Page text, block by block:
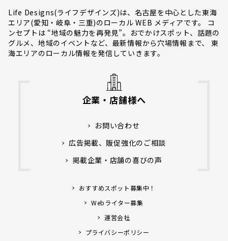
Life Designs(ライフデザインズ)は、名古屋を中心とした東海
エリア(愛知・岐阜・三重)のローカル WEB メディアです。 コ
ンセプトは “地域の魅力を再発見”。おでかけスポット、話題の
グルメ、地域のイベントなど、最新情報から穴場情報まで、 東
海エリアのローカル情報を発信していきます。
企業・店舗様へ
お問い合わせ
広告掲載、販促強化のご相談
掲載企業・店舗の喜びの声
おすすめスポット募集中！
Webライター募集
運営会社
プライバシーポリシー